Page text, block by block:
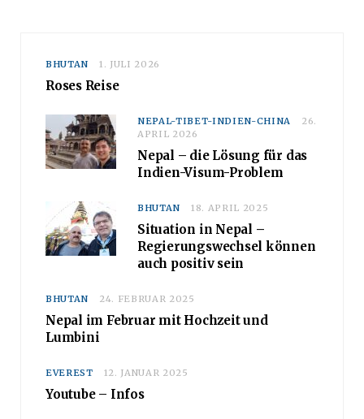
BHUTAN 1. JULI 2026
Roses Reise
NEPAL-TIBET-INDIEN-CHINA
26.
APRIL 2026
Nepal – die Lösung für das
Indien-Visum-Problem
BHUTAN 18. APRIL 2025
Situation in Nepal –
Regierungswechsel können
auch positiv sein
BHUTAN 24. FEBRUAR 2025
Nepal im Februar mit Hochzeit und
Lumbini
EVEREST 12. JANUAR 2025
Youtube – Infos